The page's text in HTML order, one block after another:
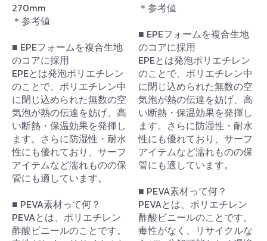
270mm
＊参考値
■ EPEフォームを複合生地
のコアに採用
EPEとは発泡ポリエチレン
のことで、ポリエチレン中
に閉じ込められた無数の空
気泡が熱の伝達を妨げ、高
い断熱・保温効果を発揮し
ます。さらに防湿性・耐水
性にも優れており、サーフ
アイテムなど濡れものの保
管にも適しています。
■ PEVA素材って何？
PEVAとは、ポリエチレン
酢酸ビニールのことです。
＊参考値
■ EPEフォームを複合生地
のコアに採用
EPEとは発泡ポリエチレン
のことで、ポリエチレン中
に閉じ込められた無数の空
気泡が熱の伝達を妨げ、高
い断熱・保温効果を発揮し
ます。さらに防湿性・耐水
性にも優れており、サーフ
アイテムなど濡れものの保
管にも適しています。
■ PEVA素材って何？
PEVAとは、ポリエチレン
酢酸ビニールのことです。
毒性がなく、リサイクルな